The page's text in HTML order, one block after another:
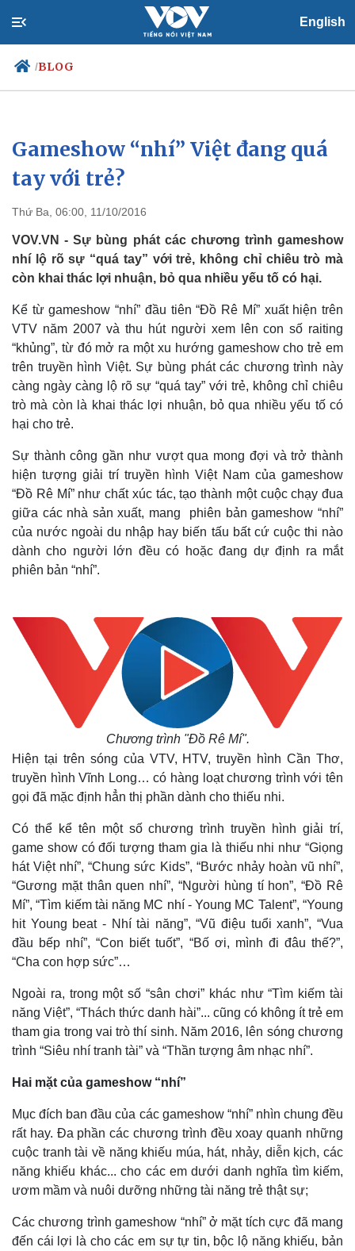
English
/BLOG
Chính trị
Tổ chức nhân sự
Nhận diện sự thật
Xã hội
Việc làm
Biển đảo
Thế giới
Quan sát
Cuộc sống đó đây
Hồ sơ
Multimedia
Video
Ảnh
Gameshow “nhí” Việt đang quá
tay với trẻ?
Thứ Ba, 06:00, 11/10/2016
VOV.VN - Sự bùng phát các chương trình gameshow
nhí lộ rõ sự “quá tay” với trẻ, không chỉ chiêu trò mà
còn khai thác lợi nhuận, bỏ qua nhiều yếu tố có hại.
Kể từ gameshow “nhí” đầu tiên “Đồ Rê Mí” xuất hiện trên
VTV năm 2007 và thu hút người xem lên con số raiting
“khủng”, từ đó mở ra một xu hướng gameshow cho trẻ em
trên truyền hình Việt. Sự bùng phát các chương trình này
càng ngày càng lộ rõ sự “quá tay” với trẻ, không chỉ chiêu
trò mà còn là khai thác lợi nhuận, bỏ qua nhiều yếu tố có
hại cho trẻ.
Sự thành công gần như vượt qua mong đợi và trở thành
hiện tượng giải trí truyền hình Việt Nam của gameshow
“Đồ Rê Mí” như chất xúc tác, tạo thành một cuộc chạy đua
giữa các nhà sản xuất, mang phiên bản gameshow “nhí”
của nước ngoài du nhập hay biến tấu bất cứ cuộc thi nào
dành cho người lớn đều có hoặc đang dự định ra mắt
phiên bản “nhí”.
Chương trình "Đồ Rê Mí".
Hiện tại trên sóng của VTV, HTV, truyền hình Cần Thơ,
truyền hình Vĩnh Long… có hàng loạt chương trình với tên
gọi đã mặc định hẳn thị phần dành cho thiếu nhi.
Có thể kể tên một số chương trình truyền hình giải trí,
game show có đối tượng tham gia là thiếu nhi như “Giọng
hát Việt nhí”, “Chung sức Kids”, “Bước nhảy hoàn vũ nhí”,
“Gương mặt thân quen nhí”, “Người hùng tí hon”, “Đồ Rê
Mí”, “Tìm kiếm tài năng MC nhí - Young MC Talent”, “Young
hit Young beat - Nhí tài năng”, “Vũ điệu tuổi xanh”, “Vua
đầu bếp nhí”, “Con biết tuốt”, “Bố ơi, mình đi đâu thế?”,
“Cha con hợp sức”…
Ngoài ra, trong một số “sân chơi” khác như “Tìm kiếm tài
năng Việt”, “Thách thức danh hài”... cũng có không ít trẻ em
tham gia trong vai trò thí sinh. Năm 2016, lên sóng chương
trình “Siêu nhí tranh tài” và “Thần tượng âm nhạc nhí”.
Hai mặt của gameshow “nhí”
Mục đích ban đầu của các gameshow “nhí” nhìn chung đều
rất hay. Đa phần các chương trình đều xoay quanh những
cuộc tranh tài về năng khiếu múa, hát, nhảy, diễn kịch, các
năng khiếu khác... cho các em dưới danh nghĩa tìm kiếm,
ươm mầm và nuôi dưỡng những tài năng trẻ thật sự;
Các chương trình gameshow “nhí” ở mặt tích cực đã mang
đến cái lợi là cho các em sự tự tin, bộc lộ năng khiếu, bản